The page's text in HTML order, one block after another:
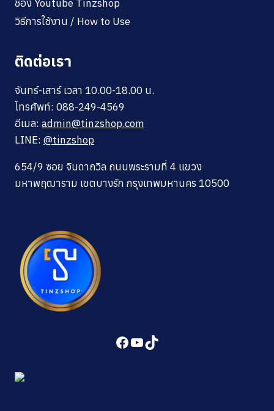
ช่อง Youtube Tinzshop
วิธีการใช้งาน / How to Use
ติดต่อเรา
จันทร์-เสาร์ เวลา 10.00-18.00 น.
โทรศัพท์: 088-249-4569
อีเมล: admin@tinzshop.com
LINE: @tinzshop
654/9 ซอย จินดาถวิล ถนนพระรามที่ 4 แขวง
มหาพฤฒาราม เขตบางรัก กรุงเทพมหานคร 10500
Facebook
YouTube
TikTok